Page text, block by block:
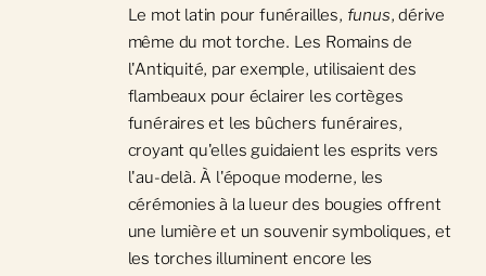
Le mot latin pour funérailles, funus, dérive
même du mot torche. Les Romains de
l'Antiquité, par exemple, utilisaient des
flambeaux pour éclairer les cortèges
funéraires et les bûchers funéraires,
croyant qu'elles guidaient les esprits vers
l'au-delà. À l'époque moderne, les
cérémonies à la lueur des bougies offrent
une lumière et un souvenir symboliques, et
les torches illuminent encore les